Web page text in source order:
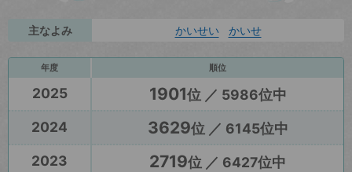
主なよみ かいせい かいせ
年度 順位
2025 1901位 ／ 5986位中
2024
3629位 ／ 6145位中
2023
2719位 ／ 6427位中